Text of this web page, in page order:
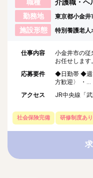
職種
介護職・ヘ
勤務地
東京都小金井
施設形態 特別養護老人
仕事内容
小金井市の従
応募要件
◆日勤帯 ◆週
方歓迎〉 ・...
アクセス
JR中央線「
社会保険完備 研修制度あり